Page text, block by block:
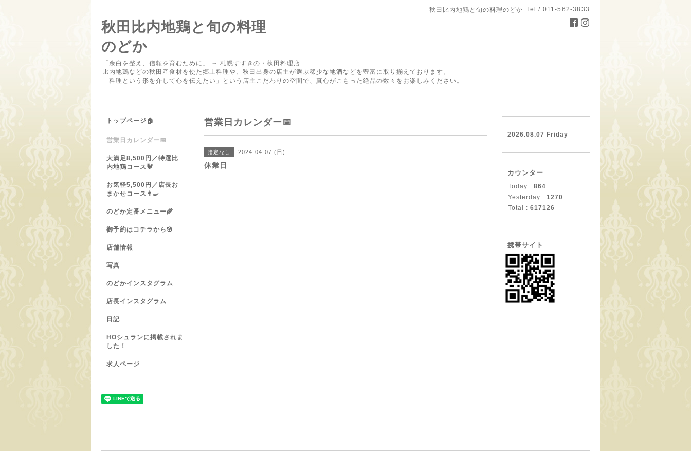
秋田比内地鶏と旬の料理のどか Tel / 011-562-3833
秋田比内地鶏と旬の料理
のどか
「余白を整え、信頼を育むために」 ～ 札幌すすきの・秋田料理店
比内地鶏などの秋田産食材を使た郷土料理や、秋田出身の店主が選ぶ稀少な地酒などを豊富に取り揃えております。
「料理という形を介して心を伝えたい」という店主こだわりの空間で、真心がこもった絶品の数々をお楽しみください。
営業日カレンダー📅
指定なし 2024-04-07 (日)
休業日
トップページ🏠
営業日カレンダー📅
大満足8,500円／特選比
内地鶏コース🐓
お気軽5,500円／店長お
まかせコース👨‍🍳
のどか定番メニュー🌾
御予約はコチラから🌸
店舗情報
写真
のどかインスタグラム
店長インスタグラム
日記
HOシュランに掲載されま
した！
求人ページ
2026.08.07 Friday
カウンター
Today : 864
Yesterday : 1270
Total : 617126
携帯サイト